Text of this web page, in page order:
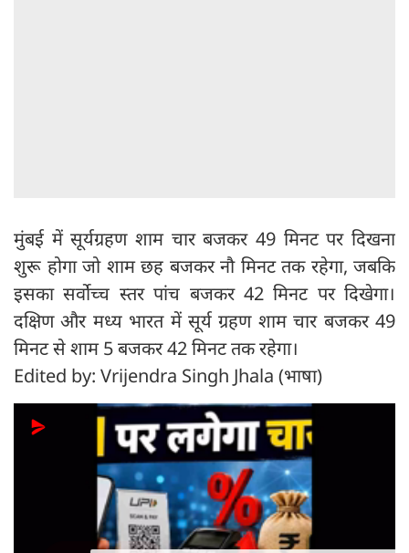
मुंबई में सूर्यग्रहण शाम चार बजकर 49 मिनट पर दिखना
शुरू होगा जो शाम छह बजकर नौ मिनट तक रहेगा, जबकि
इसका सर्वोच्च स्तर पांच बजकर 42 मिनट पर दिखेगा।
दक्षिण और मध्य भारत में सूर्य ग्रहण शाम चार बजकर 49
मिनट से शाम 5 बजकर 42 मिनट तक रहेगा।
Edited by: Vrijendra Singh Jhala (भाषा)